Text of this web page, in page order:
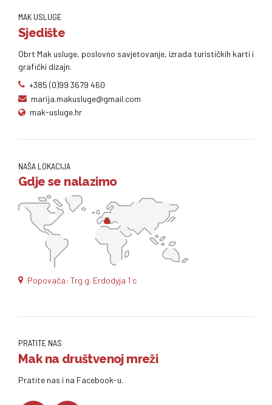
MAK USLUGE
Sjedište
Obrt Mak usluge, poslovno savjetovanje, izrada turističkih karti i
grafički dizajn.
+385 (0)99 3679 460
marija.makusluge@gmail.com
mak-usluge.hr
NAŠA LOKACIJA
Gdje se nalazimo
Popovača: Trg g. Erdodyja 1 c
PRATITE NAS
Mak na društvenoj mreži
Pratite nas i na Facebook-u.